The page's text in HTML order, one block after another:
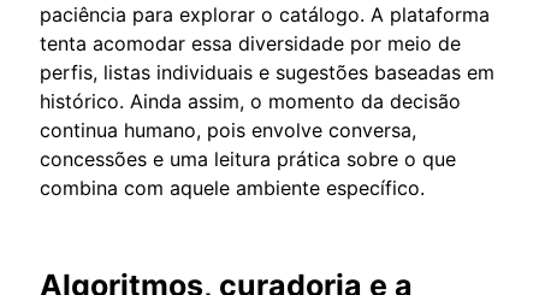
paciência para explorar o catálogo. A plataforma
tenta acomodar essa diversidade por meio de
perfis, listas individuais e sugestões baseadas em
histórico. Ainda assim, o momento da decisão
continua humano, pois envolve conversa,
concessões e uma leitura prática sobre o que
combina com aquele ambiente específico.
Algoritmos, curadoria e a